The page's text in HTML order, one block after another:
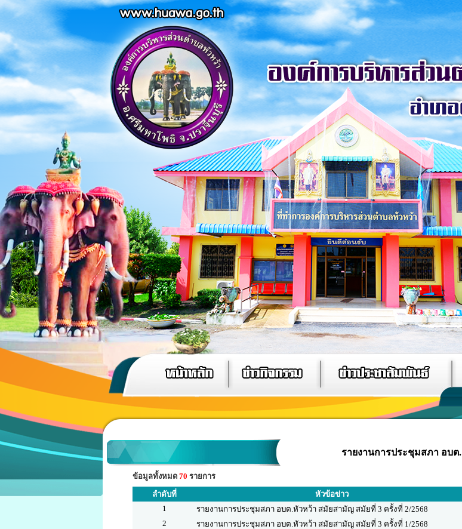
รายงานการประชุมสภา อบต.
ข้อมูลทั้งหมด 70 รายการ
ลำดับที่
หัวข้อข่าว
1
รายงานการประชุมสภา อบต.หัวหว้า สมัยสามัญ สมัยที่ 3 ครั้งที่ 2/2568
2
รายงานการประชุมสภา อบต.หัวหว้า สมัยสามัญ สมัยที่ 3 ครั้งที่ 1/2568